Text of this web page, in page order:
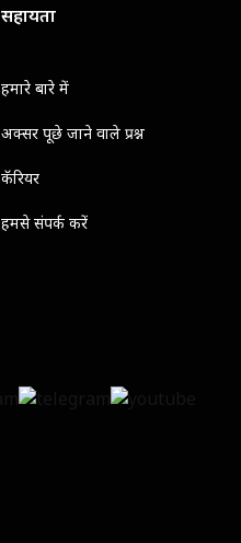
सहायता
हमारे बारे में
अक्सर पूछे जाने वाले प्रश्न
कॅरियर
हमसे संपर्क करें